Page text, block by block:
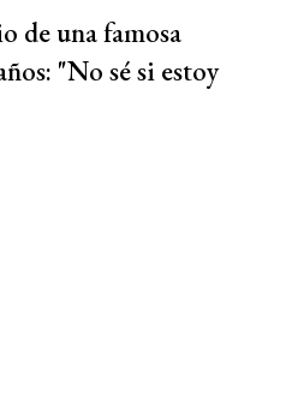
de una famosa
"No sé si estoy